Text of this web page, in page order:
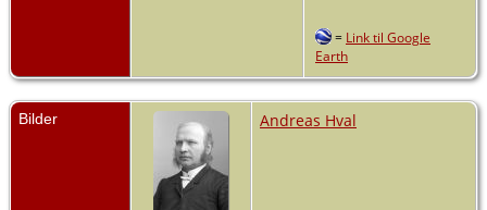
= Link til Google
Earth
Bilder Andreas Hval